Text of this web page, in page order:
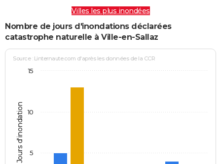
Villes les plus inondées
Nombre de jours d'inondations déclarées
catastrophe naturelle à Ville-en-Sallaz
Jours d'inondation
Source : Linternaute.com d'après les données de la CCR
5
10
15